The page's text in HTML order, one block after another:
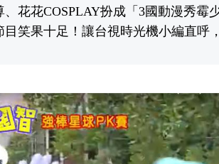
花花COSPLAY扮成「3國動漫秀霉
笑果十足！讓台視時光機小編直呼